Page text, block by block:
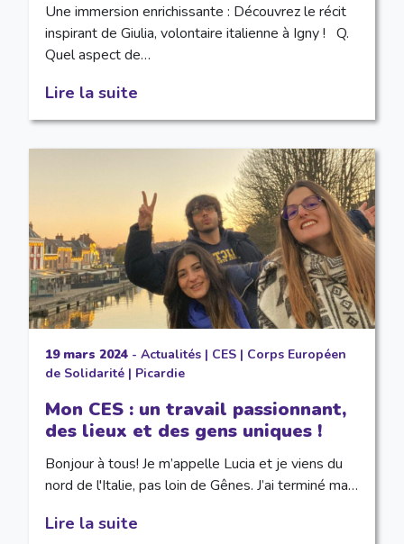
Une immersion enrichissante : Découvrez le récit
inspirant de Giulia, volontaire italienne à Igny ! Q.
Quel aspect de…
Lire la suite
19 mars 2024- Actualités| CES| Corps Européen
de Solidarité| Picardie
Mon CES : un travail passionnant,
des lieux et des gens uniques !
Bonjour à tous! Je m’appelle Lucia et je viens du
nord de l'Italie, pas loin de Gênes. J’ai terminé ma…
Lire la suite